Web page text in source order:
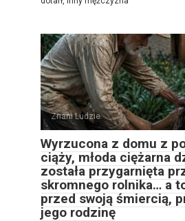
Znani Ludzie
Wyrzucona z domu z
ciąży, młoda ciężarna
została przygarnięta
skromnego rolnika… a
przed swoją śmiercią,
jego rodzinę